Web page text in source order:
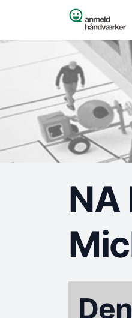
Spring til indhold
NA